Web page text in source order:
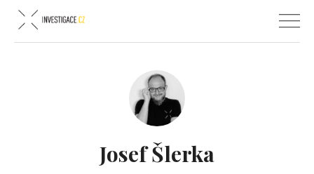
Josef Šlerka